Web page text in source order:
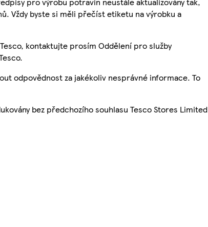
Vždy byste si měli přečíst etiketu na výrobku a
kontaktujte prosím Oddělení pro služby
odpovědnost za jakékoliv nesprávné informace. To
bez předchozího souhlasu Tesco Stores Limited